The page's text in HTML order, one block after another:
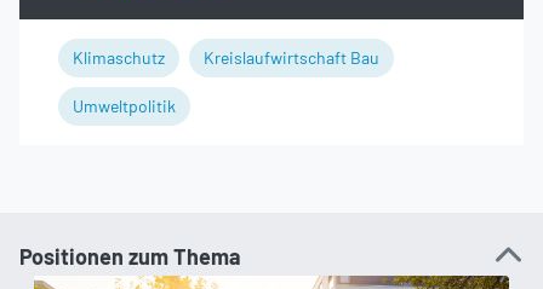
Klimaschutz Kreislaufwirtschaft Bau
Umweltpolitik
Positionen zum Thema